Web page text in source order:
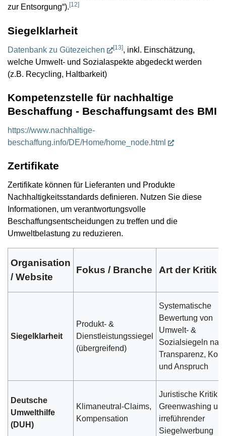
zur Entsorgung“). [12]
Siegelklarheit
Datenbank zu Gütezeichen [13], inkl. Einschätzung,
welche Umwelt- und Sozialaspekte abgedeckt werden
(z.B. Recycling, Haltbarkeit)
Kompetenzstelle für nachhaltige
Beschaffung - Beschaffungsamt des BMI
https://www.nachhaltige-
beschaffung.info/DE/Home/home_node.html
Zertifikate
Zertifikate können für Lieferanten und Produkte
Nachhaltigkeitsstandards definieren. Nutzen Sie diese
Informationen, um verantwortungsvolle
Beschaffungsentscheidungen zu treffen und die
Umweltbelastung zu reduzieren.
Organisation
/ Website
Fokus / Branche Art der Kritik
Siegelklarheit
Produkt- &
Dienstleistungssiegel
(übergreifend)
Systematische
Bewertung von
Umwelt- &
Sozialsiegeln
Transparenz,
und Anspruch
Deutsche
Umwelthilfe
(DUH)
Klimaneutral-Claims,
Kompensation
Juristische Kritik
Greenwashing
irreführender
Siegelwerbung